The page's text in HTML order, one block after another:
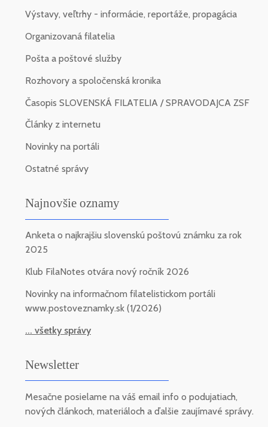
Výstavy, veľtrhy - informácie, reportáže, propagácia
Organizovaná filatelia
Pošta a poštové služby
Rozhovory a spoločenská kronika
Časopis SLOVENSKÁ FILATELIA / SPRAVODAJCA ZSF
Články z internetu
Novinky na portáli
Ostatné správy
Najnovšie oznamy
Anketa o najkrajšiu slovenskú poštovú známku za rok
2025
Klub FilaNotes otvára nový ročník 2026
Novinky na informačnom filatelistickom portáli
www.postoveznamky.sk (1/2026)
... všetky správy
Newsletter
Mesačne posielame na váš email info o podujatiach,
nových článkoch, materiáloch a ďalšie zaujímavé správy.